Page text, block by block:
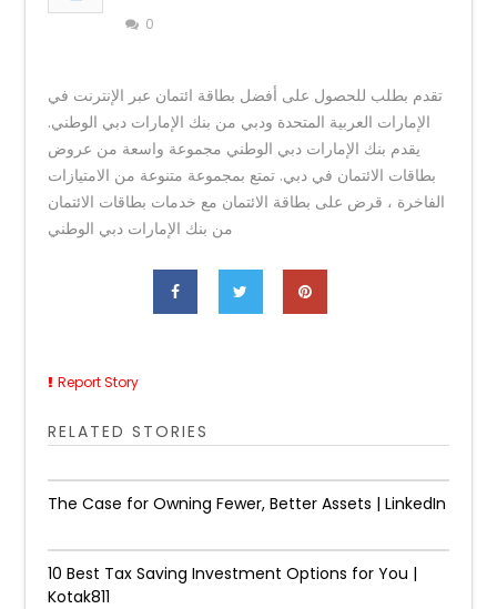
0
تقدم بطلب للحصول على أفضل بطاقة ائتمان عبر الإنترنت في
الإمارات العربية المتحدة ودبي من بنك الإمارات دبي الوطني.
يقدم بنك الإمارات دبي الوطني مجموعة واسعة من عروض
بطاقات الائتمان في دبي. تمتع بمجموعة متنوعة من الامتيازات
الفاخرة ، قرض على بطاقة الائتمان مع خدمات بطاقات الائتمان
من بنك الإمارات دبي الوطني
Report Story
RELATED STORIES
The Case for Owning Fewer, Better Assets | LinkedIn
10 Best Tax Saving Investment Options for You |
Kotak811